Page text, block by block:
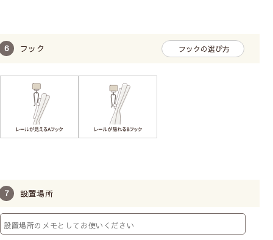
フック フックの選び方
設置場所